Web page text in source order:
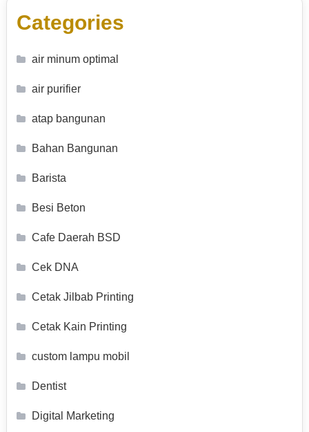
Categories
air minum optimal
air purifier
atap bangunan
Bahan Bangunan
Barista
Besi Beton
Cafe Daerah BSD
Cek DNA
Cetak Jilbab Printing
Cetak Kain Printing
custom lampu mobil
Dentist
Digital Marketing